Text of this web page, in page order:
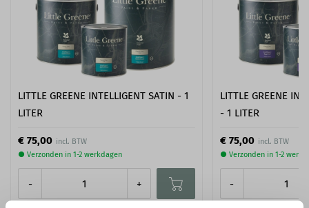
LITTLE GREENE INTELLIGENT SATIN - 1
LITER
€ 75,00
● Verzonden in 1-2 werkdagen
- +
LITTLE GREENE
- 1 LITER
€ 75,00
● Verzonden in 1-2
-